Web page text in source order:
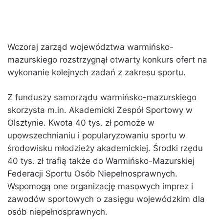
Wczoraj zarząd województwa warmińsko-
mazurskiego rozstrzygnął otwarty konkurs ofert na
wykonanie kolejnych zadań z zakresu sportu.
Z funduszy samorządu warmińsko-mazurskiego
skorzysta m.in. Akademicki Zespół Sportowy w
Olsztynie. Kwota 40 tys. zł pomoże w
upowszechnianiu i popularyzowaniu sportu w
środowisku młodzieży akademickiej. Środki rzędu
40 tys. zł trafią także do Warmińsko-Mazurskiej
Federacji Sportu Osób Niepełnosprawnych.
Wspomogą one organizację masowych imprez i
zawodów sportowych o zasięgu wojewódzkim dla
osób niepełnosprawnych.